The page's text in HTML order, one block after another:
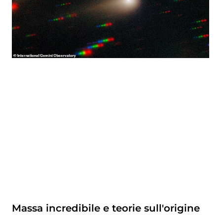
Massa incredibile e teorie sull'origine